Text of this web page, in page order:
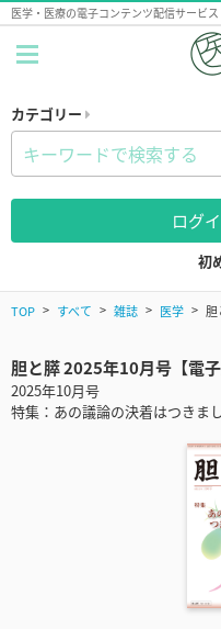
医学・医療の電子コンテンツ配信サービス
カテゴリー
ログ
初
TOP すべて 雑誌 医学 胆
胆と膵 2025年10月号【電子
2025年10月号
特集：あの議論の決着はつきま